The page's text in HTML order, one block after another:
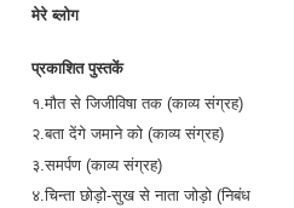
मेरे ब्लोग
प्रकाशित पुस्तकें
१.मौत से जिजीविषा तक (काव्य संग्रह)
२.बता देंगे जमाने को (काव्य संग्रह)
३.समर्पण (काव्य संग्रह)
४.चिन्ता छोड़ो-सुख से नाता जोड़ो (निबंध